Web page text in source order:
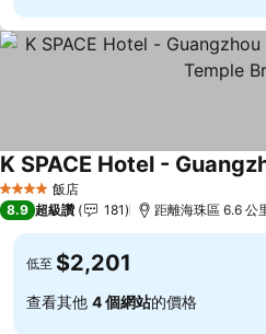
4 星級 飯店
查看價格
8.9 超級讚 181 距離海珠區 6.6 公
低至 $2,201
查看其他 4 個網站的價格